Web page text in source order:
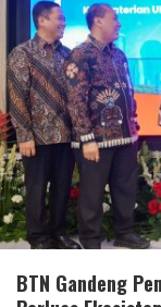
BTN Gandeng